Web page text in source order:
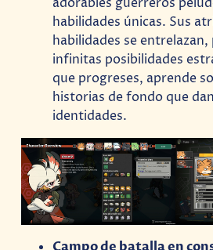
habilidades únicas. Sus
habilidades se
infinitas posibilidades
que progreses, aprende
historias de fondo que
identidades.